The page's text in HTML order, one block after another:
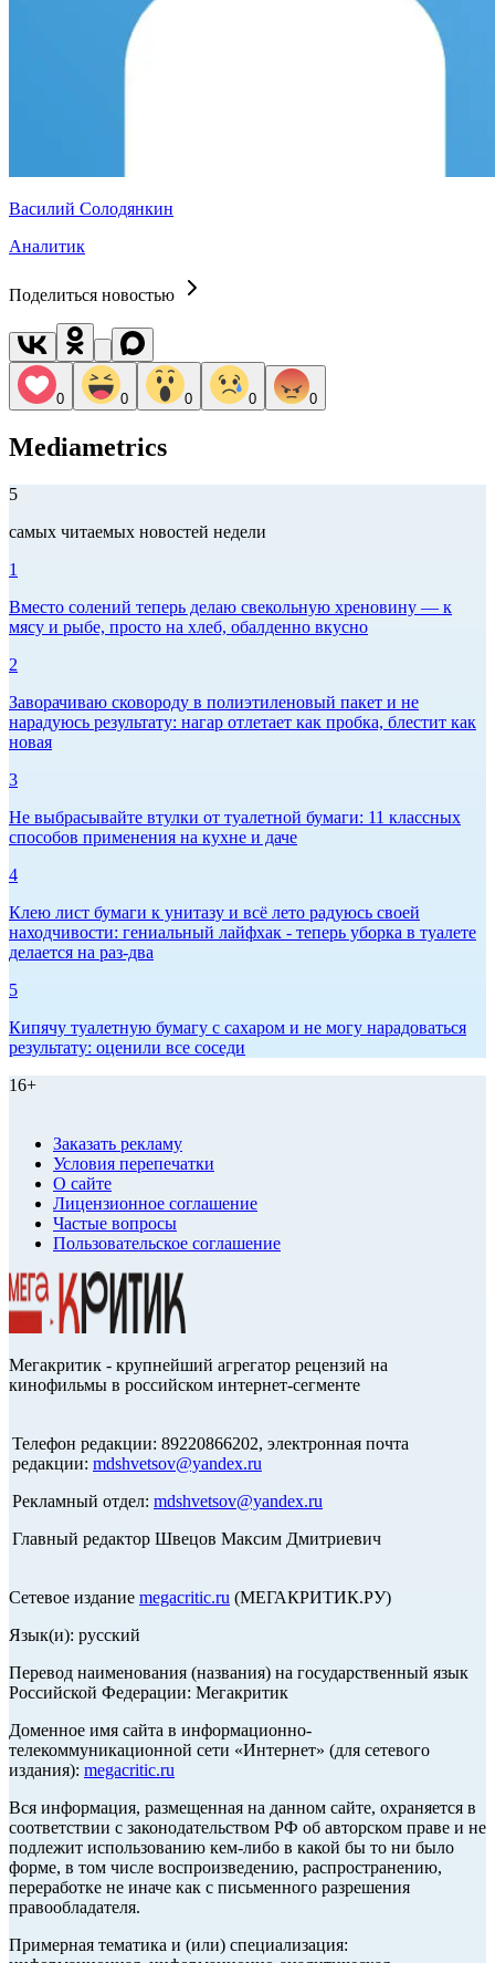
Василий Солодянкин
Аналитик
Поделиться новостью
0 0 0 0 0
Mediametrics
5
самых читаемых новостей недели
1
Вместо солений теперь делаю свекольную хреновину — к
мясу и рыбе, просто на хлеб, обалденно вкусно
2
Заворачиваю сковороду в полиэтиленовый пакет и не
нарадуюсь результату: нагар отлетает как пробка, блестит как
новая
3
Не выбрасывайте втулки от туалетной бумаги: 11 классных
способов применения на кухне и даче
4
Клею лист бумаги к унитазу и всё лето радуюсь своей
находчивости: гениальный лайфхак - теперь уборка в туалете
делается на раз-два
5
Кипячу туалетную бумагу с сахаром и не могу нарадоваться
результату: оценили все соседи
16+
Заказать рекламу
Условия перепечатки
О сайте
Лицензионное соглашение
Частые вопросы
Пользовательское соглашение
Мегакритик - крупнейший агрегатор рецензий на
кинофильмы в российском интернет-сегменте
Телефон редакции: 89220866202, электронная почта
редакции: mdshvetsov@yandex.ru
Рекламный отдел: mdshvetsov@yandex.ru
Главный редактор Швецов Максим Дмитриевич
Сетевое издание megacritic.ru (МЕГАКРИТИК.РУ)
Язык(и): русский
Перевод наименования (названия) на государственный язык
Российской Федерации: Мегакритик
Доменное имя сайта в информационно-
телекоммуникационной сети «Интернет» (для сетевого
издания): megacritic.ru
Вся информация, размещенная на данном сайте, охраняется в
соответствии с законодательством РФ об авторском праве и не
подлежит использованию кем-либо в какой бы то ни было
форме, в том числе воспроизведению, распространению,
переработке не иначе как с письменного разрешения
правообладателя.
Примерная тематика и (или) специализация: